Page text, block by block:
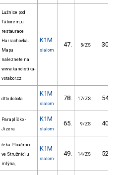
Lužnice pod
Táborem, u
restaurace
Harrachovka.
Mapu
naleznete na
www.kanoistika-
vstabor.cz
K1M
slalom
47. 5/ZS 30.98
dtto dobota
K1M
slalom
78. 17/ZS 54.20
Paraplíčko -
Jizera
K1M
slalom
65. 9/ZS 40.40
řeka Ploučnice
ve Stružnici u
mlýna,
K1M
slalom
49. 14/ZS 52.20